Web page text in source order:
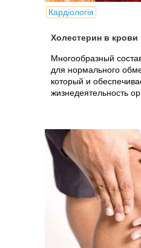
Кардіологія
Холестерин в крови
Многообразный
для нормального
который и
жизнедеятельность